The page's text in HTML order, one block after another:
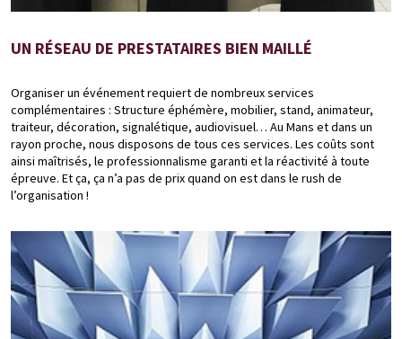
UN RÉSEAU DE PRESTATAIRES BIEN MAILLÉ
Organiser un événement requiert de nombreux services
complémentaires : Structure éphémère, mobilier, stand, animateur,
traiteur, décoration, signalétique, audiovisuel… Au Mans et dans un
rayon proche, nous disposons de tous ces services. Les coûts sont
ainsi maîtrisés, le professionnalisme garanti et la réactivité à toute
épreuve. Et ça, ça n’a pas de prix quand on est dans le rush de
l’organisation !